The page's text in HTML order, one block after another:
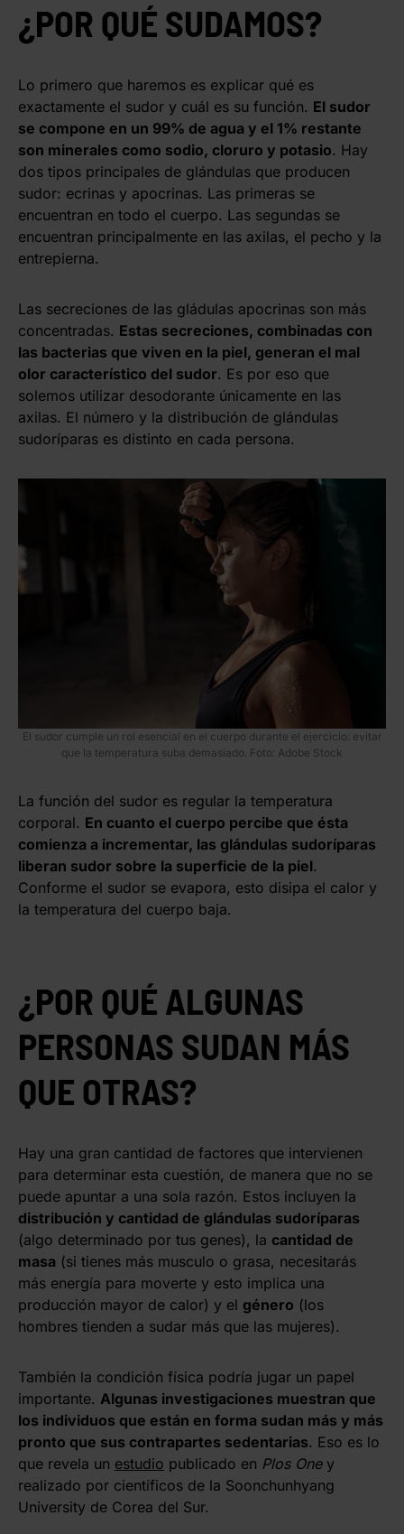
¿POR QUÉ SUDAMOS?
Lo primero que haremos es explicar qué es
exactamente el sudor y cuál es su función. El sudor
se compone en un 99% de agua y el 1% restante
son minerales como sodio, cloruro y potasio. Hay
dos tipos principales de glándulas que producen
sudor: ecrinas y apocrinas. Las primeras se
encuentran en todo el cuerpo. Las segundas se
encuentran principalmente en las axilas, el pecho y la
entrepierna.
Las secreciones de las gládulas apocrinas son más
concentradas. Estas secreciones, combinadas con
las bacterias que viven en la piel, generan el mal
olor característico del sudor. Es por eso que
solemos utilizar desodorante únicamente en las
axilas. El número y la distribución de glándulas
sudoríparas es distinto en cada persona.
El sudor cumple un rol esencial en el cuerpo durante el ejercicio: evitar
que la temperatura suba demasiado. Foto: Adobe Stock
La función del sudor es regular la temperatura
corporal. En cuanto el cuerpo percibe que ésta
comienza a incrementar, las glándulas sudoríparas
liberan sudor sobre la superficie de la piel.
Conforme el sudor se evapora, esto disipa el calor y
la temperatura del cuerpo baja.
¿POR QUÉ ALGUNAS
PERSONAS SUDAN MÁS
QUE OTRAS?
Hay una gran cantidad de factores que intervienen
para determinar esta cuestión, de manera que no se
puede apuntar a una sola razón. Estos incluyen la
distribución y cantidad de glándulas sudoríparas
(algo determinado por tus genes), la cantidad de
masa (si tienes más musculo o grasa, necesitarás
más energía para moverte y esto implica una
producción mayor de calor) y el género (los
hombres tienden a sudar más que las mujeres).
También la condición física podría jugar un papel
importante. Algunas investigaciones muestran que
los individuos que están en forma sudan más y más
pronto que sus contrapartes sedentarias. Eso es lo
que revela un estudio publicado en Plos Oney
realizado por científicos de la Soonchunhyang
University de Corea del Sur.